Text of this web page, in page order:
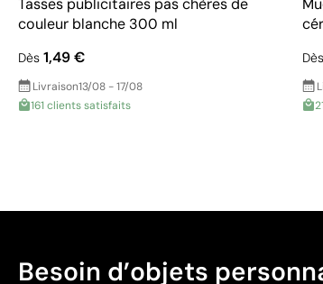
Tasses publicitaires pas chères de
couleur blanche 300 ml
Dès 1,49 €
Livraison13/08 - 17/08
161 clients satisfaits
Dès
Besoin d’objets